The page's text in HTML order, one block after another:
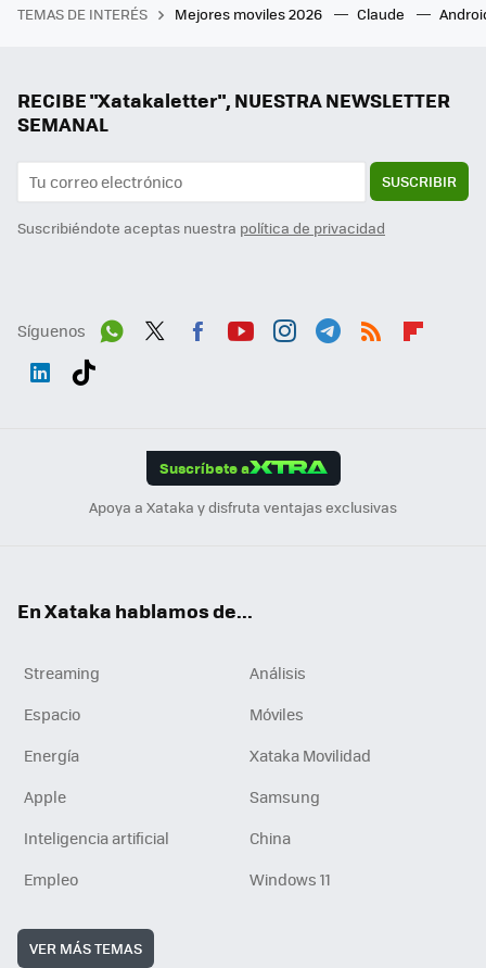
TEMAS DE INTERÉS Mejores moviles 2026 Claude
RECIBE "Xatakaletter", NUESTRA NEWSLETTER
SEMANAL
SUSCRIBIR
Suscribiéndote aceptas nuestra política de privacidad
Síguenos
Suscríbete a
Apoya a Xataka y disfruta ventajas exclusivas
En Xataka hablamos de...
Streaming
Análisis
Espacio
Móviles
Energía
Xataka Movilidad
Apple
Samsung
Inteligencia artificial
China
Empleo
Windows 11
VER MÁS TEMAS